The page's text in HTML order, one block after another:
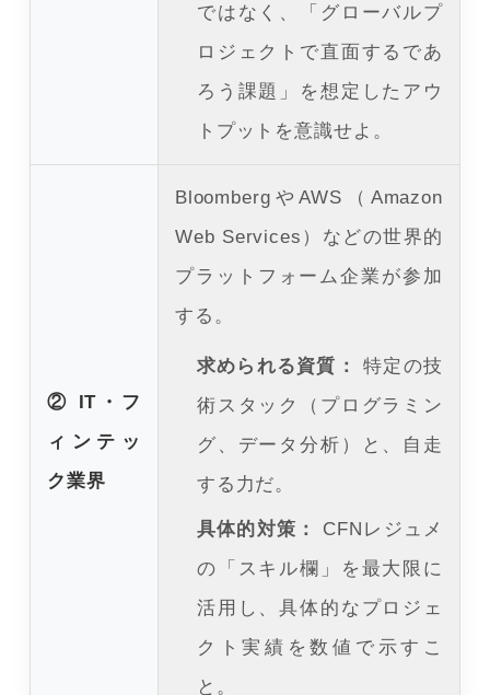
ではなく、「グローバルプ
ロジェクトで直面するであ
ろう課題」を想定したアウ
トプットを意識せよ。
② IT・フ
ィンテッ
ク業界
BloombergやAWS（Amazon
Web Services）などの世界的
プラットフォーム企業が参加
する。
求められる資質：
特定の技
術スタック（プログラミン
グ、データ分析）と、自走
する力だ。
具体的対策：
CFNレジュメ
の「スキル欄」を最大限に
活用し、具体的なプロジェ
クト実績を数値で示すこ
と。